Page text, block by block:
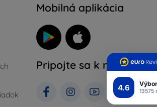
4.6 13575
Mobilná aplikácia
Pripojte sa k nám